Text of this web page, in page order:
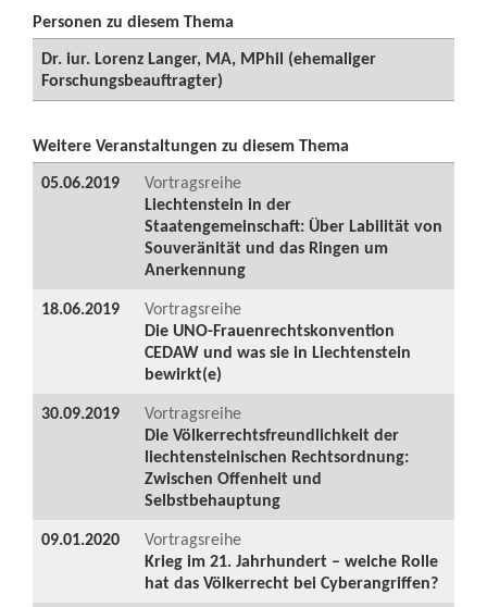
Personen zu diesem Thema
Dr. iur. Lorenz Langer, MA, MPhil (ehemaliger
Forschungsbeauftragter)
Weitere Veranstaltungen zu diesem Thema
05.06.2019
Vortragsreihe
Liechtenstein in der
Staatengemeinschaft: Über Labilität von
Souveränität und das Ringen um
Anerkennung
18.06.2019
Vortragsreihe
Die UNO-Frauenrechtskonvention
CEDAW und was sie in Liechtenstein
bewirkt(e)
30.09.2019
Vortragsreihe
Die Völkerrechtsfreundlichkeit der
liechtensteinischen Rechtsordnung:
Zwischen Offenheit und
Selbstbehauptung
09.01.2020
Vortragsreihe
Krieg im 21. Jahrhundert – welche Rolle
hat das Völkerrecht bei Cyberangriffen?